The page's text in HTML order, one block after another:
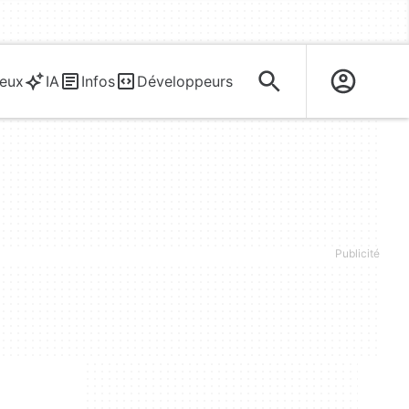
IA Infos Développeurs